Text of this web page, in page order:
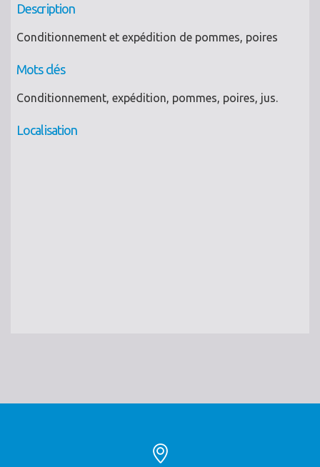
Description
Conditionnement et expédition de pommes, poires
Mots clés
Conditionnement, expédition, pommes, poires, jus.
Localisation